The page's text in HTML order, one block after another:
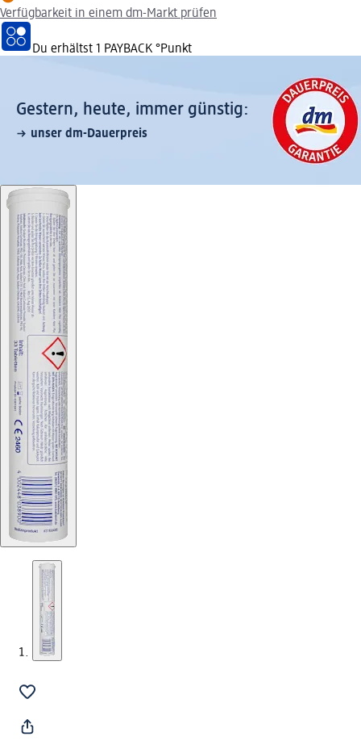
Verfügbarkeit in einem dm-Markt prüfen
Du erhältst 1 PAYBACK °Punkt
Gestern, heute, immer günstig:
unser dm-Dauerpreis